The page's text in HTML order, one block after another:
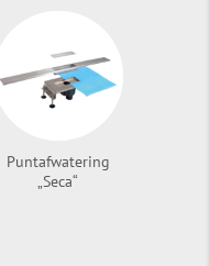
Puntafwatering
„Seca“